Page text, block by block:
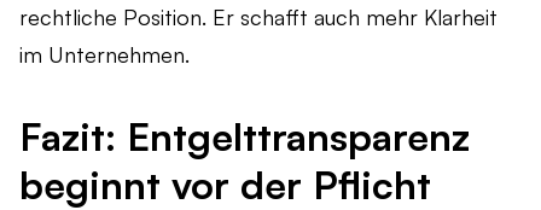
rechtliche Position. Er schafft auch mehr Klarheit
im Unternehmen.
Fazit: Entgelttransparenz
beginnt vor der Pflicht